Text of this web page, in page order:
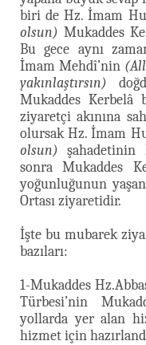
biri de Hz. İmam
olsun) Mukaddes
Bu gece aynı
İmam Mehdî’nin
yakınlaştırsın)
Mukaddes Kerbelâ
ziyaretçi akınına
olursak Hz. İmam
olsun) şahadetinin
sonra Mukaddes
yoğunluğunun
Ortası ziyaretidir.
İşte bu mubarek
bazıları:
1-Mukaddes
Türbesi’nin
yollarda yer alan
hizmet için